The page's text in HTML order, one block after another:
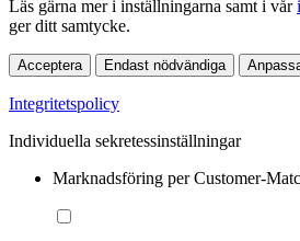
Läs gärna mer i inställningarna samt i vår
ger ditt samtycke.
Acceptera Endast nödvändiga
Integritetspolicy
Individuella sekretessinställningar
Marknadsföring per Customer-